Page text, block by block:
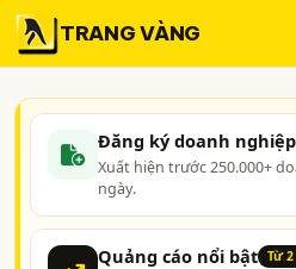
TRANG VÀNG
Đăng ký doanh nghiệp
Xuất hiện trước 250.000+
ngày.
Quảng cáo nổi bật Từ